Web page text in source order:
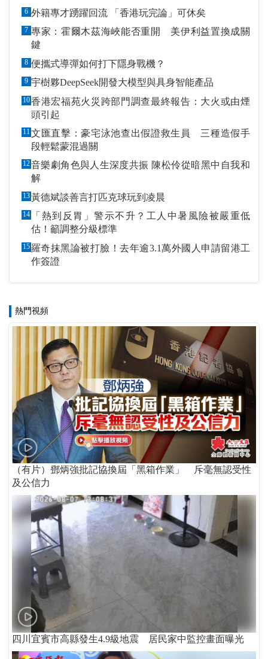
6 外籍專才踴躍回流 「香港玩完論」可休矣
7 專家：霍爾木茲海峽能否重開 美伊利益置換成關
鍵
8 便攜式導彈如何打下隱身戰機？
9 宇樹夥DeepSeek開發大模型與具身智能產品
10香港宏福苑火災跨部門調查最終報告：大火或由煙
頭引起
11文匯直擊：豪宅泳池查出假證救生員 三種造假手
段輕鬆蒙混過關
12音樂劇角色與人生深度共振 陳松伶從暗黑中自我和
解
13黃德斌談善言打匹克球玩到凌晨
14
「熱到反胃」警示不升？工人中暑風險被嚴重低
估！籲調整分級標準
15羅奇抹黑論被打臉！去年逾3.1萬外國人申請留港工
作簽證
熱門視頻
（有片）鄧炳強批記協換屆「黑箱作業」 斥毫無認受性
及公信力
四川宜賓市高縣發生4.9級地震 居民家中監控畫面曝光